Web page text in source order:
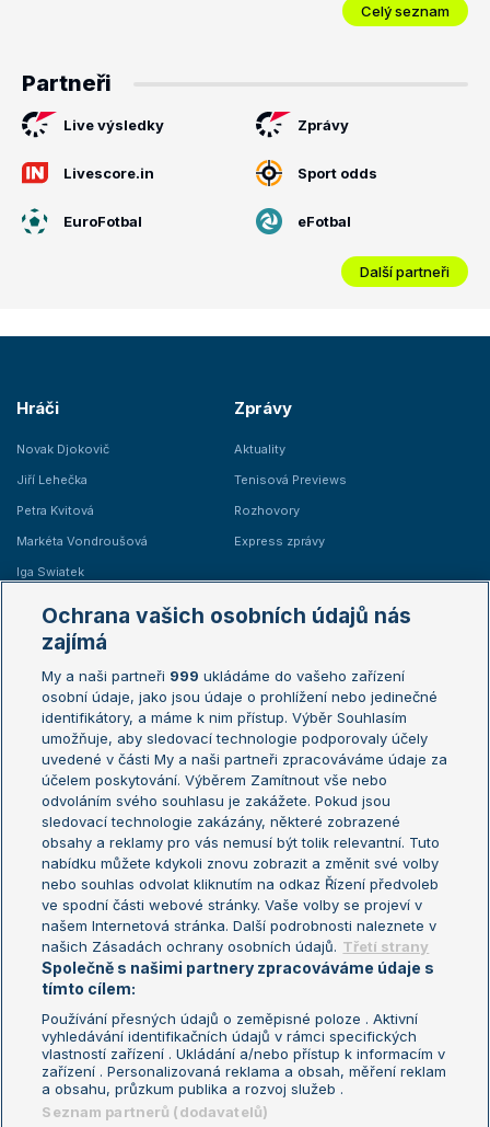
Celý seznam
Partneři
Live výsledky Zprávy
Livescore.in Sport odds
EuroFotbal eFotbal
Další partneři
Hráči
Novak Djokovič
Jiří Lehečka
Petra Kvitová
Markéta Vondroušová
Iga Swiatek
Zprávy
Aktuality
Tenisová Previews
Rozhovory
Express zprávy
Žebříčky
Žebříček ATP (muži)
Žebříček WTA (ženy)
Sázkařský žebříček
Australian Open
French Open
Wimbledon
US Open
Turnaj mistrů
Turnaj mistryň
Aktualní trendy
Fotbalové přestupy
Livesport Daily
LS Prague Open
Podmínky užití
Nastavení soukromí
GDPR a žurnalistika
Reklama
Kontakt
Informace o zpracování osobních
údajů
Ochrana vašich osobních údajů nás
zajímá
My a naši partneři 999 ukládáme do vašeho zařízení
osobní údaje, jako jsou údaje o prohlížení nebo jedinečné
identifikátory, a máme k nim přístup. Výběr Souhlasím
umožňuje, aby sledovací technologie podporovaly účely
uvedené v části My a naši partneři zpracováváme údaje za
účelem poskytování. Výběrem Zamítnout vše nebo
odvoláním svého souhlasu je zakážete. Pokud jsou
sledovací technologie zakázány, některé zobrazené
obsahy a reklamy pro vás nemusí být tolik relevantní. Tuto
nabídku můžete kdykoli znovu zobrazit a změnit své volby
nebo souhlas odvolat kliknutím na odkaz Řízení předvoleb
ve spodní části webové stránky. Vaše volby se projeví v
našem Internetová stránka. Další podrobnosti naleznete v
našich Zásadách ochrany osobních údajů. Třetí strany
Společně s našimi partnery zpracováváme údaje s
tímto cílem:
Používání přesných údajů o zeměpisné poloze . Aktivní
vyhledávání identifikačních údajů v rámci specifických
vlastností zařízení . Ukládání a/nebo přístup k informacím v
zařízení . Personalizovaná reklama a obsah, měření reklam
a obsahu, průzkum publika a rozvoj služeb .
Seznam partnerů (dodavatelů)